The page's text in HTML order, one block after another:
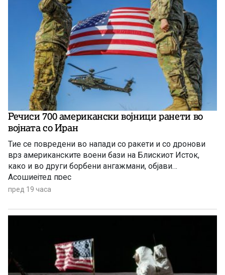
Речиси 700 американски војници ранети во
војната со Иран
Тие се повредени во напади со ракети и со дронови
врз американските воени бази на Блискиот Исток,
како и во други борбени ангажмани, објави
Асошиејтед прес
пред 19 часа